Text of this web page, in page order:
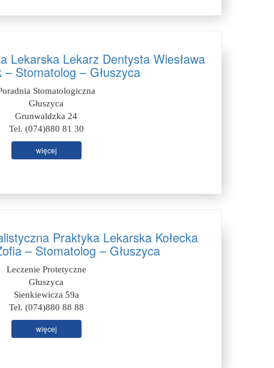
Lekarska Lekarz Dentysta Wiesława
– Stomatolog – Głuszyca
Stomatologiczna
Głuszyca
Grunwaldzka 24
Tel. (074)880 81 30
więcej
Praktyka Lekarska Kołecka
– Stomatolog – Głuszyca
Leczenie Protetyczne
Głuszyca
Sienkiewicza 59a
Tel. (074)880 88 88
więcej